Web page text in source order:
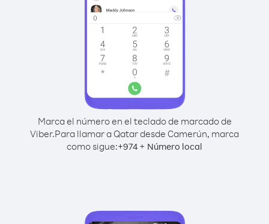
Marca el número en el teclado de marcado de
Viber.Para llamar a Qatar desde Camerún, marca
como sigue:+974 + Número local